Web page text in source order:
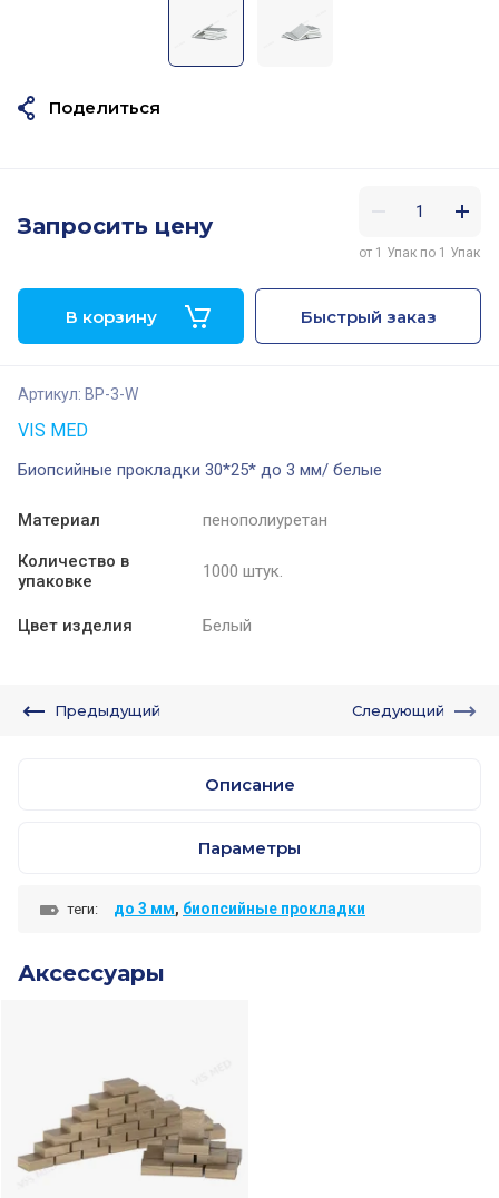
Запросить цену
от 1 Упак по 1 Упак
В корзину Быстрый заказ
Артикул: BP-3-W
VIS MED
Биопсийные прокладки 30*25* до 3 мм/ белые
Материал пенополиуретан
Количество в
упаковке
1000 штук.
Цвет изделия Белый
Поделиться
Предыдущий Следующий
Описание
Параметры
теги: до 3 мм, биопсийные прокладки
Аксессуары